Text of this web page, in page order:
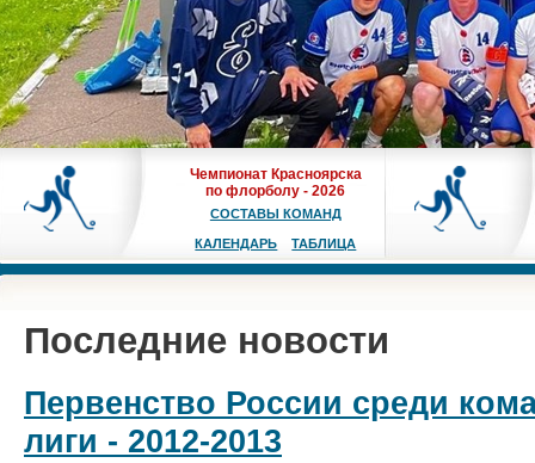
Чемпионат Красноярска
по флорболу - 2026
СОСТАВЫ КОМАНД
КАЛЕНДАРЬ ТАБЛИЦА
Последние новости
Первенство России среди
лиги - 2012-2013